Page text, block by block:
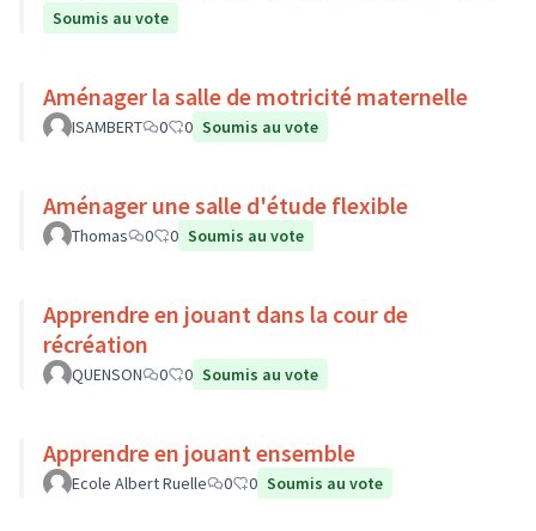
Soumis au vote
Aménager la salle de motricité maternelle
ISAMBERT 0 0 Soumis au vote
Aménager une salle d'étude flexible
Thomas 0 0 Soumis au vote
Apprendre en jouant dans la cour de
récréation
QUENSON 0 0 Soumis au vote
Apprendre en jouant ensemble
Ecole Albert Ruelle 0 0 Soumis au vote